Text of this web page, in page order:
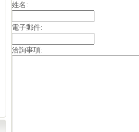
姓名:
電子郵件:
洽詢事項: